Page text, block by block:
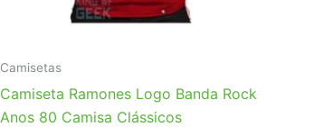
Camisetas
Camiseta Ramones Logo Banda Rock
Anos 80 Camisa Clássicos